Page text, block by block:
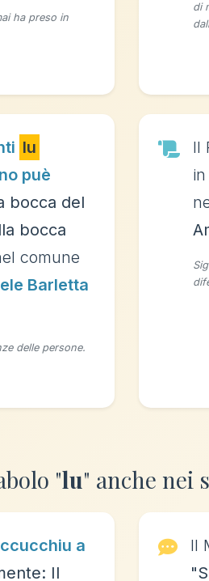
ha preso in
di
lu
puè
bocca del
bocca
comune
Barletta
delle persone.
Il
"lu" anche nei
a
Il
Il